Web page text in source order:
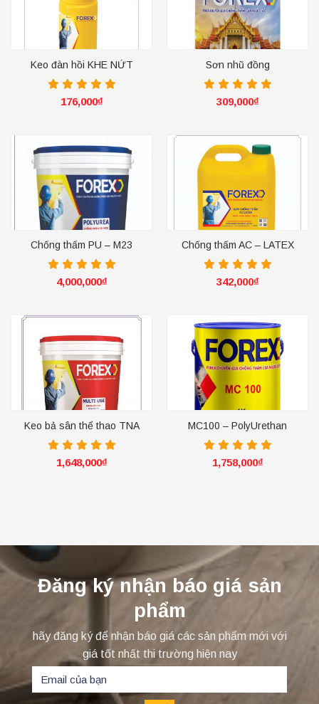
Keo đàn hồi KHE NỨT
176,000₫
Sơn nhũ đồng
309,000₫
Chống thấm PU – M23
4,000,000₫
Chống thấm AC – LATEX
342,000₫
Keo bả sân thể thao TNA
1,648,000₫
MC100 – PolyUrethan
1,758,000₫
Đăng ký nhận báo giá sản
phẩm
hãy đăng ký để nhận báo giá các sản phẩm mới với
giá tốt nhất thi trường hiện nay